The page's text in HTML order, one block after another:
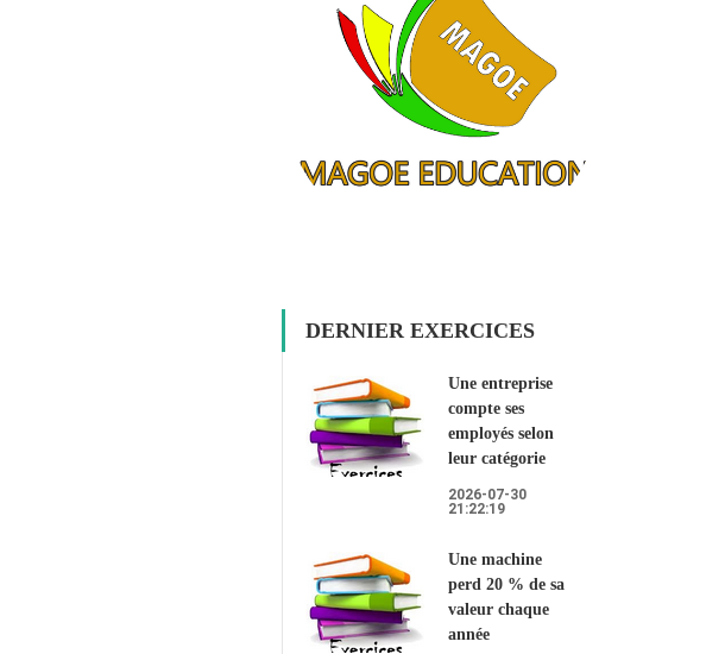
DERNIER EXERCICES
Une entreprise
compte ses
employés selon
leur catégorie
2026-07-30
21:22:19
Une machine
perd 20 % de sa
valeur chaque
année